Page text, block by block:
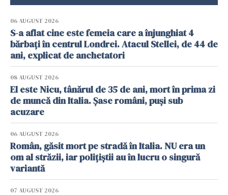
06 AUGUST 2026
S-a aflat cine este femeia care a înjunghiat 4
bărbați în centrul Londrei. Atacul Stellei, de 44 de
ani, explicat de anchetatori
08 AUGUST 2026
El este Nicu, tânărul de 35 de ani, mort în prima zi
de muncă din Italia. Șase români, puși sub
acuzare
06 AUGUST 2026
Român, găsit mort pe stradă în Italia. NU era un
om al străzii, iar polițiștii au în lucru o singură
variantă
07 AUGUST 2026